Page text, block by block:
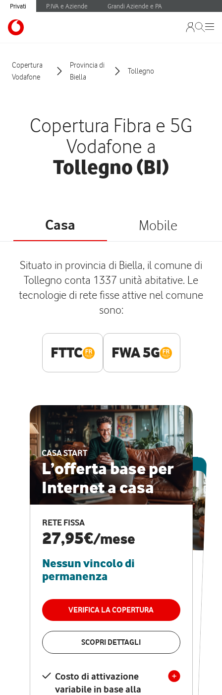
Privati P.IVA e Aziende Grandi Aziende e PA
Copertura
Vodafone
Provincia di
Biella
Tollegno
Copertura Fibra e 5G
Vodafone a
Tollegno (BI)
Casa Mobile
Situato in provincia di Biella, il comune di
Tollegno conta 1337 unità abitative. Le
tecnologie di rete fisse attive nel comune
sono:
FTTC FWA 5G
CASA START
L’offerta base per
Internet a casa
RETE FISSA
27,95€/mese
Nessun vincolo di
permanenza
VERIFICA LA COPERTURA
SCOPRI DETTAGLI
Costo di attivazione
variabile in base alla
ESCLUSIVA ONLINE
CASA PRO
Internet veloce e
vantaggi speciali
RETE FISSA + VODAFONE CLUB
29,95€
permanenza
VERIFICA LA COPERTURA
Costo di attivazione
variabile in base alla